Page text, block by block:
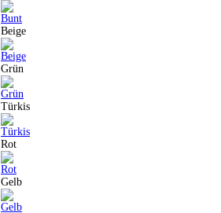
Beige
Grün
Türkis
Rot
Gelb